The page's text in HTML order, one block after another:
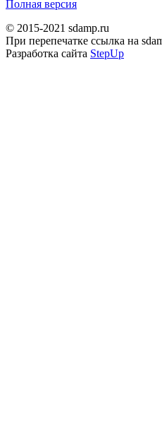
Полная версия
© 2015-2021 sdamp.ru
При перепечатке ссылка на
Разработка сайта StepUp